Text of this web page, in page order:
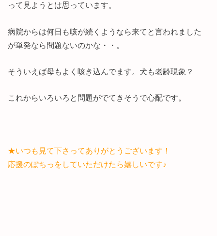
って見ようとは思っています。
病院からは何日も咳が続くようなら来てと言われました
が単発なら問題ないのかな・・。
そういえば母もよく咳き込んでます。犬も老齢現象？
これからいろいろと問題がでてきそうで心配です。
★いつも見て下さってありがとうございます！
応援のぽちっをしていただけたら嬉しいです♪